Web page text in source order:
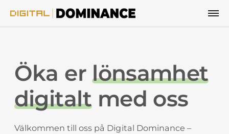
Öka erlönsamhet
digitaltmed oss
Välkommen till oss på Digital Dominance –